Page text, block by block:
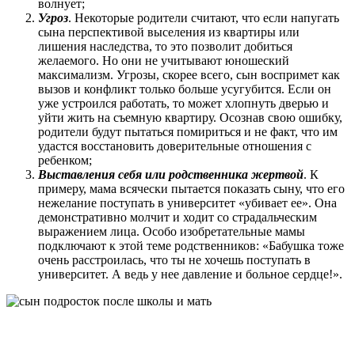
волнует;
Угроз. Некоторые родители считают, что если напугать
сына перспективой выселения из квартиры или
лишения наследства, то это позволит добиться
желаемого. Но они не учитывают юношеский
максимализм. Угрозы, скорее всего, сын воспримет как
вызов и конфликт только больше усугубится. Если он
уже устроился работать, то может хлопнуть дверью и
уйти жить на съемную квартиру. Осознав свою ошибку,
родители будут пытаться помириться и не факт, что им
удастся восстановить доверительные отношения с
ребенком;
Выставления себя или родственника жертвой. К
примеру, мама всячески пытается показать сыну, что его
нежелание поступать в университет «убивает ее». Она
демонстративно молчит и ходит со страдальческим
выражением лица. Особо изобретательные мамы
подключают к этой теме родственников: «Бабушка тоже
очень расстроилась, что ты не хочешь поступать в
университет. А ведь у нее давление и больное сердце!».